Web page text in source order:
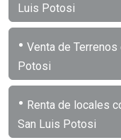
Luis Potosi
• Venta de Terrenos
Potosi
• Renta de locales
San Luis Potosi